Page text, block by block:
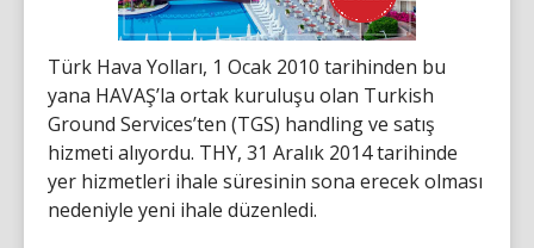
Türk Hava Yolları, 1 Ocak 2010 tarihinden bu
yana HAVAŞ’la ortak kuruluşu olan Turkish
Ground Services’ten (TGS) handling ve satış
hizmeti alıyordu. THY, 31 Aralık 2014 tarihinde
yer hizmetleri ihale süresinin sona erecek olması
nedeniyle yeni ihale düzenledi.